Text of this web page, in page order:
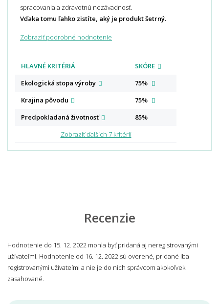
spracovania a zdravotnú nezávadnosť.
Vďaka tomu ľahko zistíte, aký je produkt šetrný.
Zobraziť podrobné hodnotenie
HLAVNÉ KRITÉRIÁ
SKÓRE
Ekologická stopa výroby
75%
Krajina pôvodu
75%
Predpokladaná životnosť
85%
Zobraziť ďalších 7 kritérií
Recenzie
Hodnotenie do 15. 12. 2022 mohla byť pridaná aj neregistrovanými
užívateľmi. Hodnotenie od 16. 12. 2022 sú overené, pridané iba
registrovanými užívateľmi a nie je do nich správcom akokoľvek
zasahované.